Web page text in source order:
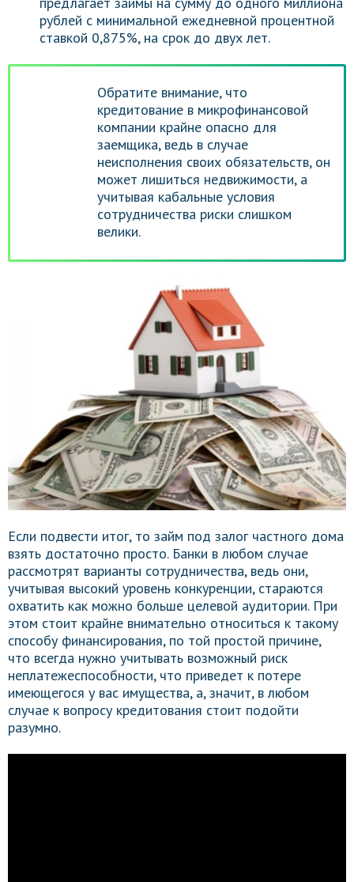
рублей с минимальной ежедневной процентной
ставкой 0,875%, на срок до двух лет.
Обратите внимание, что
кредитование в микрофинансовой
компании крайне опасно для
заемщика, ведь в случае
неисполнения своих обязательств, он
может лишиться недвижимости, а
учитывая кабальные условия
сотрудничества риски слишком
велики.
Если подвести итог, то займ под залог частного дома
взять достаточно просто. Банки в любом случае
рассмотрят варианты сотрудничества, ведь они,
учитывая высокий уровень конкуренции, стараются
охватить как можно больше целевой аудитории. При
этом стоит крайне внимательно относиться к такому
способу финансирования, по той простой причине,
что всегда нужно учитывать возможный риск
неплатежеспособности, что приведет к потере
имеющегося у вас имущества, а, значит, в любом
случае к вопросу кредитования стоит подойти
разумно.